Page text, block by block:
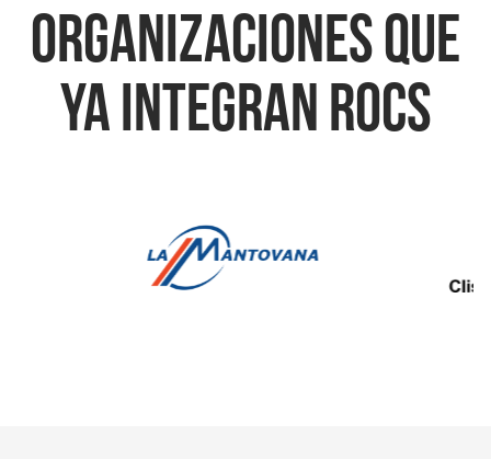
organizaciones que
ya integran ROCS